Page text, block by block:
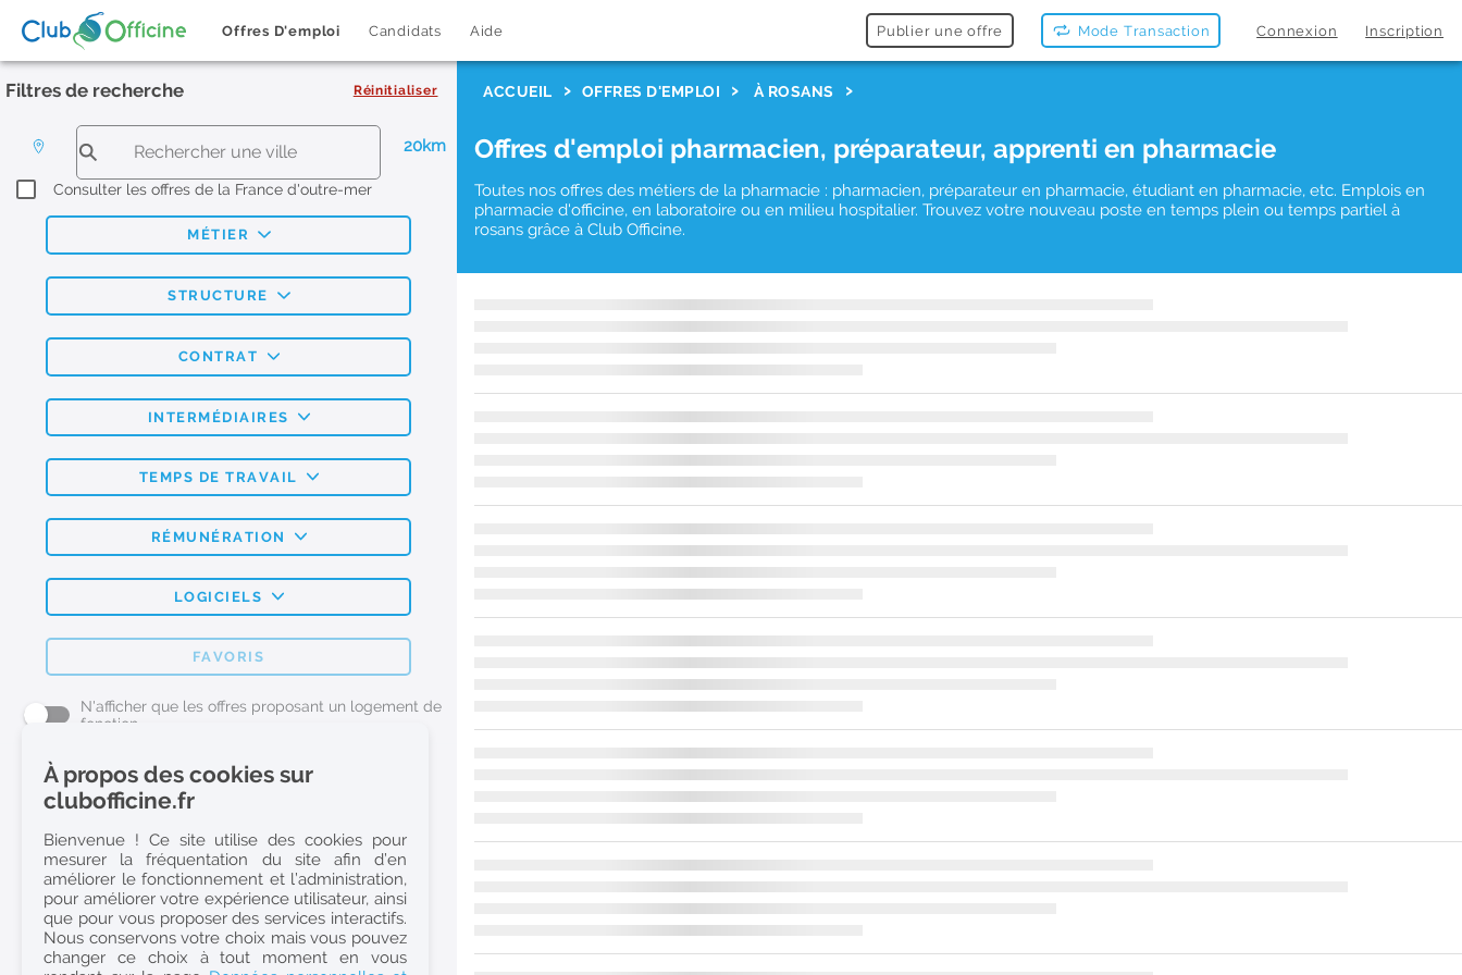
Offres D'emploi Candidats Aide Publier une offre Mode Transaction Connexion Inscription
Filtres de recherche Réinitialiser
20km
Consulter les offres de la France d'outre-mer
MÉTIER
STRUCTURE
CONTRAT
INTERMÉDIAIRES
TEMPS DE TRAVAIL
RÉMUNÉRATION
LOGICIELS
FAVORIS
N'afficher que les offres proposant un logement de
fonction
L'emploi Pharmacie par métier
Pharmacien (H/F)
Préparateur en Pharmacie (H/F)
Etudiant en Pharmacie (H/F)
Etudiant en Pharmacie 6e année validée (H/F)
Conseiller Dermo Cosmetique - Esthéticienne (H/F)
ACCUEIL OFFRES D'EMPLOI À ROSANS
Offres d'emploi pharmacien, préparateur, apprenti en pharmacie
Toutes nos offres des métiers de la pharmacie : pharmacien, préparateur en pharmacie, étudiant en pharmacie, etc. Emplois en
pharmacie d'officine, en laboratoire ou en milieu hospitalier. Trouvez votre nouveau poste en temps plein ou temps partiel à
rosans grâce à Club Officine.
À propos des cookies sur
clubofficine.fr
Bienvenue ! Ce site utilise des cookies pour
mesurer la fréquentation du site afin d’en
améliorer le fonctionnement et l’administration,
pour améliorer votre expérience utilisateur, ainsi
que pour vous proposer des services interactifs.
Nous conservons votre choix mais vous pouvez
changer ce choix à tout moment en vous